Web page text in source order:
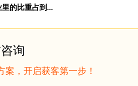
的比重占到...
询
案，开启获客第一步！